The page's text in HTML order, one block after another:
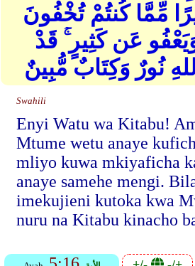
مِّمَّا كُنتُمْ تُخْفُونَ
عَن كَثِيرٍ ۚ قَدْ
نُورٌ وَكِتَابٌ مُّبِينٌ
Swahili
Enyi Watu wa Kitabu!
Mtume wetu anaye
mliyo kuwa mkiyaficha
anaye samehe mengi.
imekujieni kutoka kwa
nuru na Kitabu kinacho